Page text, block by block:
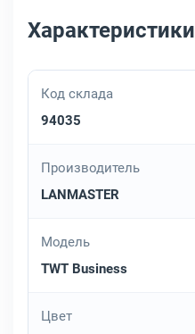
Характеристики
Код склада
94035
Производитель
LANMASTER
Модель
TWT Business
Цвет